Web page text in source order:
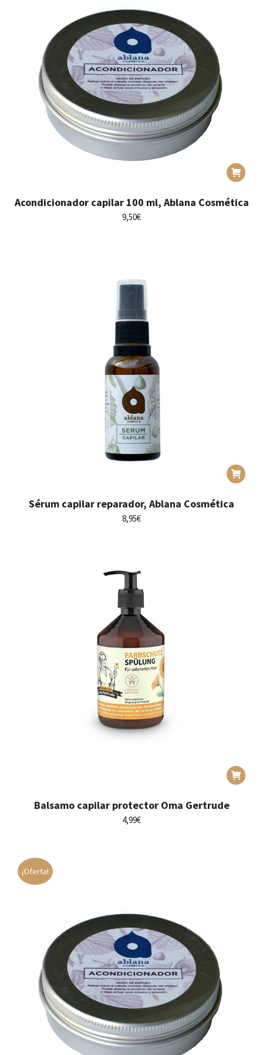
Acondicionador capilar 100 ml, Ablana Cosmética
9,50€
Sérum capilar reparador, Ablana Cosmética
8,95€
Balsamo capilar protector Oma Gertrude
4,99€
¡Oferta!